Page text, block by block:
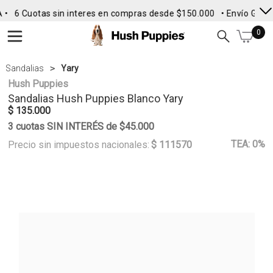
6 Cuotas sin interes en compras desde $150.000 • Envío
0
Sandalias Yary
Hush Puppies
Sandalias Hush Puppies Blanco Yary
$ 135.000
3 cuotas SIN INTERÉS de $45.000
Precio sin impuestos nacionales: $ 111570 TEA: 0%